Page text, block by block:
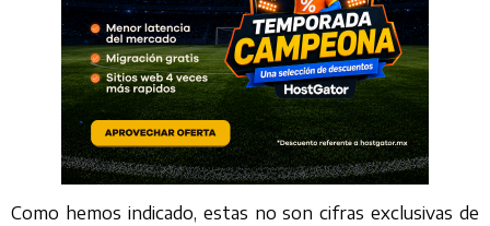
Como hemos indicado, estas no son cifras exclusivas de